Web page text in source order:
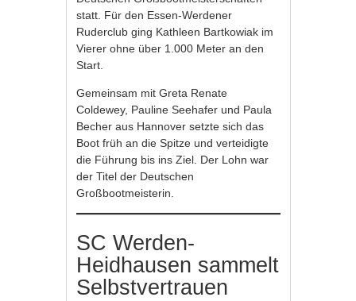
statt. Für den Essen-Werdener
Ruderclub ging Kathleen Bartkowiak im
Vierer ohne über 1.000 Meter an den
Start.
Gemeinsam mit Greta Renate
Coldewey, Pauline Seehafer und Paula
Becher aus Hannover setzte sich das
Boot früh an die Spitze und verteidigte
die Führung bis ins Ziel. Der Lohn war
der Titel der Deutschen
Großbootmeisterin.
SC Werden-
Heidhausen sammelt
Selbstvertrauen